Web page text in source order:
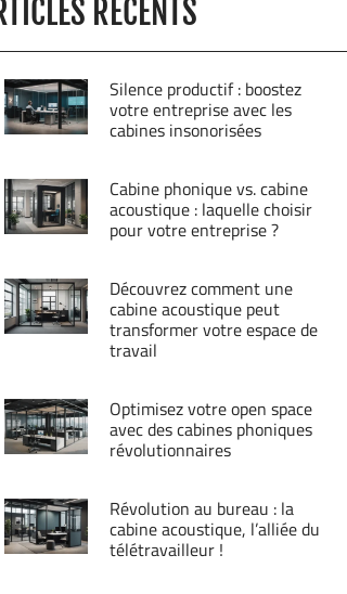
RÉCENTS
Silence productif : boostez
votre entreprise avec les
cabines insonorisées
Cabine phonique vs. cabine
acoustique : laquelle choisir
pour votre entreprise ?
Découvrez comment une
cabine acoustique peut
transformer votre espace de
travail
Optimisez votre open space
avec des cabines phoniques
révolutionnaires
Révolution au bureau : la
cabine acoustique, l’alliée du
télétravailleur !